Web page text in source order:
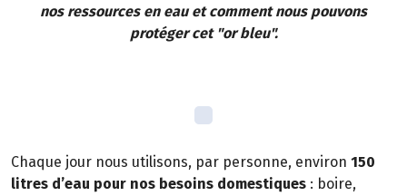
nos ressources en eau et comment nous pouvons
protéger cet "or bleu".
Chaque jour nous utilisons, par personne, environ 150
litres d’eau pour nos besoins domestiques : boire,